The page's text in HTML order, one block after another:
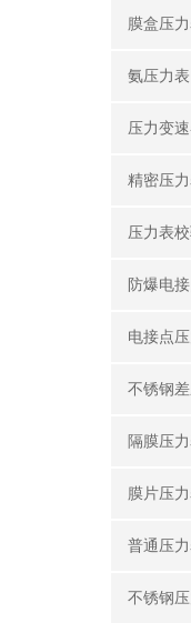
膜盒压
氨压力表
压力变
精密压
压力表
防爆电
电接点
不锈钢
隔膜压
膜片压
普通压
不锈钢